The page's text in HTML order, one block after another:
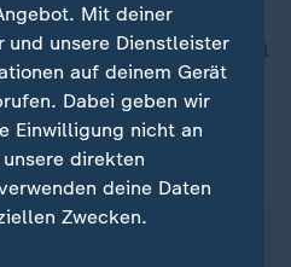
am Montag (18:10 Uhr
Duisburg ihr Abschiedsspiel
Mit deiner
und unsere Dienstleister
auf deinem Gerät
Dabei geben wir
Einwilligung nicht an
direkten
deine Daten
Zwecken.